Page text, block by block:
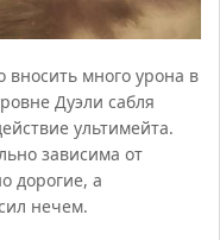
вносить много урона в
Дуэли сабля
ультимейта.
зависима от
дорогие, а
нечем.